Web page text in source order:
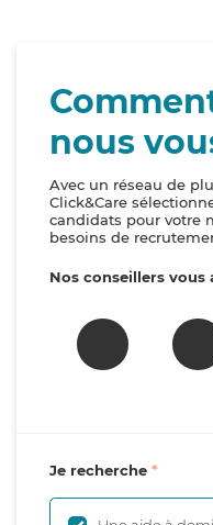
nous
Avec un réseau de
Click&Care
candidats pour votre
besoins de
Nos conseillers vous
Je recherche